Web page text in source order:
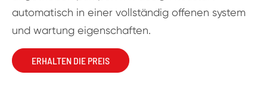
automatisch in einer vollständig offenen system
und wartung eigenschaften.
ERHALTEN DIE PREIS